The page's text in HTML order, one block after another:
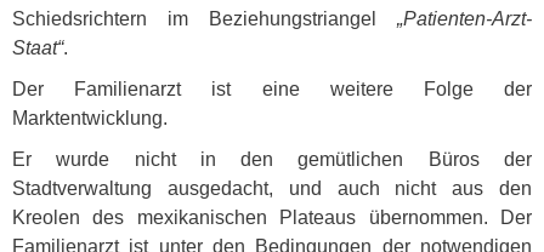
Schiedsrichtern im Beziehungstriangel „Patienten-Arzt-
Staat“.
Der Familienarzt ist eine weitere Folge der
Marktentwicklung.
Er wurde nicht in den gemütlichen Büros der
Stadtverwaltung ausgedacht, und auch nicht aus den
Kreolen des mexikanischen Plateaus übernommen. Der
Familienarzt ist unter den Bedingungen der notwendigen